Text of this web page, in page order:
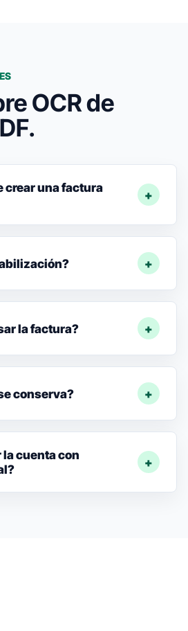
OCR de
crear una factura
la factura?
conserva?
la cuenta con